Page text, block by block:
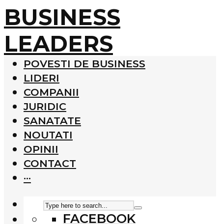
BUSINESS
LEADERS
POVESTI DE BUSINESS
LIDERI
COMPANII
JURIDIC
SANATATE
NOUTATI
OPINII
CONTACT
···
FACEBOOK